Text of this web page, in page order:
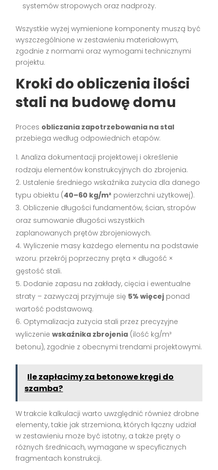
systemów stropowych oraz nadproży.
Wszystkie wyżej wymienione komponenty muszą być
wyszczególnione w zestawieniu materiałowym,
zgodnie z normami oraz wymogami technicznymi
projektu.
Kroki do obliczenia ilości
stali na budowę domu
Proces obliczania zapotrzebowania na stal
przebiega według odpowiednich etapów:
Analiza dokumentacji projektowej i określenie
rodzaju elementów konstrukcyjnych do zbrojenia.
Ustalenie średniego wskaźnika zużycia dla danego
typu obiektu (40–60 kg/m² powierzchni użytkowej).
Obliczenie długości fundamentów, ścian, stropów
oraz sumowanie długości wszystkich
zaplanowanych prętów zbrojeniowych.
Wyliczenie masy każdego elementu na podstawie
wzoru: przekrój poprzeczny pręta × długość ×
gęstość stali.
Dodanie zapasu na zakłady, cięcia i ewentualne
straty – zazwyczaj przyjmuje się 5% więcej ponad
wartość podstawową.
Optymalizacja zużycia stali przez precyzyjne
wyliczeniewskaźnika zbrojenia (ilość kg/m³
betonu), zgodnie z obecnymi trendami projektowymi.
Ile zapłacimy za betonowe kręgi do
szamba?
W trakcie kalkulacji warto uwzględnić również drobne
elementy, takie jak strzemiona, których łączny udział
w zestawieniu może być istotny, a także pręty o
różnych średnicach, wymagane w specyficznych
fragmentach konstrukcji.